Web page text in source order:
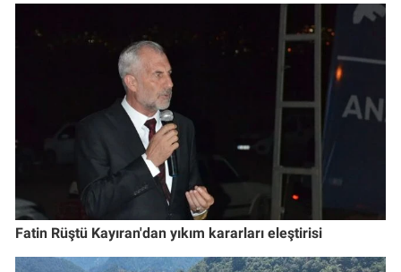
Fatin Rüştü Kayıran'dan yıkım kararları eleştirisi